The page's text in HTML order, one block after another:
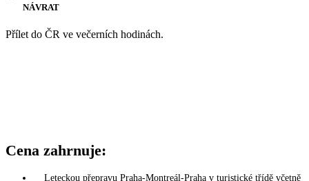
NÁVRAT
Přílet do ČR ve večerních hodinách.
Cena zahrnuje:
Leteckou přepravu Praha-Montreál-Praha v turistické třídě včetně